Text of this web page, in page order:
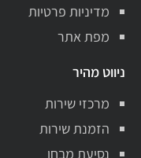
מדיניות פרטיות
מפת אתר
ניווט מהיר
מרכזי שירות
הזמנת שירות
נסיעת מבחן